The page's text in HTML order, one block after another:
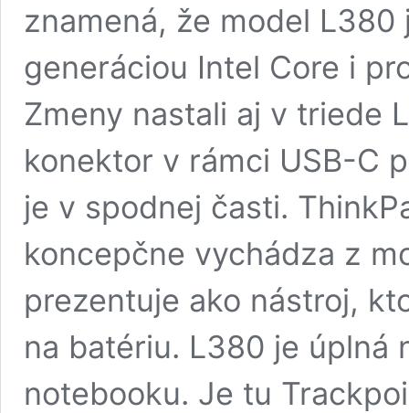
znamená, že model L380
generáciou Intel Core i
Zmeny nastali aj v triede
konektor v rámci USB-C
je v spodnej časti.
koncepčne vychádza z
prezentuje ako nástroj,
na batériu. L380 je úplná
notebooku. Je tu